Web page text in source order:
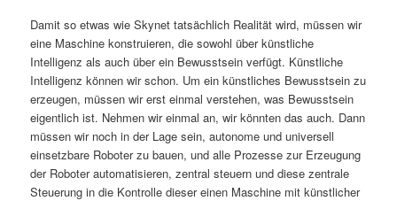
Damit so etwas wie Skynet tatsächlich Realität wird, müssen wir
eine Maschine konstruieren, die sowohl über künstliche
Intelligenz als auch über ein Bewusstsein verfügt. Künstliche
Intelligenz können wir schon. Um ein künstliches Bewusstsein zu
erzeugen, müssen wir erst einmal verstehen, was Bewusstsein
eigentlich ist. Nehmen wir einmal an, wir könnten das auch. Dann
müssen wir noch in der Lage sein, autonome und universell
einsetzbare Roboter zu bauen, und alle Prozesse zur Erzeugung
der Roboter automatisieren, zentral steuern und diese zentrale
Steuerung in die Kontrolle dieser einen Maschine mit künstlicher